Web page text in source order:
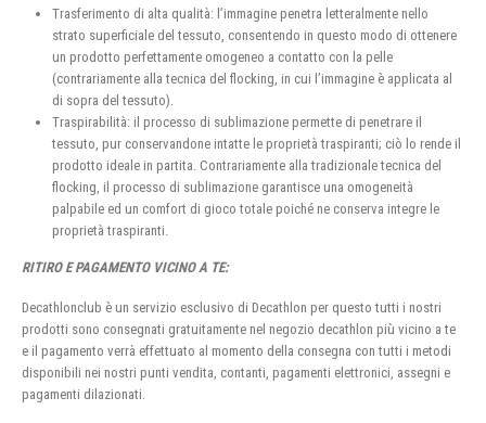
Trasferimento di alta qualità: l’immagine penetra letteralmente nello
strato superficiale del tessuto, consentendo in questo modo di ottenere
un prodotto perfettamente omogeneo a contatto con la pelle
(contrariamente alla tecnica del flocking, in cui l’immagine è applicata al
di sopra del tessuto).
Traspirabilità: il processo di sublimazione permette di penetrare il
tessuto, pur conservandone intatte le proprietà traspiranti; ciò lo rende il
prodotto ideale in partita. Contrariamente alla tradizionale tecnica del
flocking, il processo di sublimazione garantisce una omogeneità
palpabile ed un comfort di gioco totale poiché ne conserva integre le
proprietà traspiranti.
RITIRO E PAGAMENTO VICINO A TE:
Decathlonclub è un servizio esclusivo di Decathlon per questo tutti i nostri
prodotti sono consegnati gratuitamente nel negozio decathlon più vicino a te
e il pagamento verrà effettuato al momento della consegna con tutti i metodi
disponibili nei nostri punti vendita, contanti, pagamenti elettronici, assegni e
pagamenti dilazionati.